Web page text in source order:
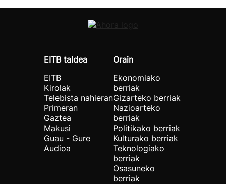
EITB taldea
EITB
Kirolak
Telebista nahieran
Primeran
Gaztea
Makusi
Guau - Gure
Audioa
Orain
Ekonomiako
berriak
Gizarteko berriak
Nazioarteko
berriak
Politikako berriak
Kulturako berriak
Teknologiako
berriak
Osasuneko
berriak